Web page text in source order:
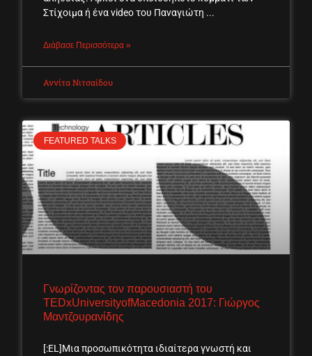
Στίχοιμα ή ένα video του Παναγιώτη
Διάβασε Περισσότερα »
Αννίτα Νιτσαίδου
FEATURED TALKS
Γνωρίζοντας τον παρουσιαστή του
TEDxUniversityofMacedonia 2017: Γιώργος
Μαντζουρανίδης
[:EL]Μια προσωπικότητα ιδιαίτερα γνωστή και